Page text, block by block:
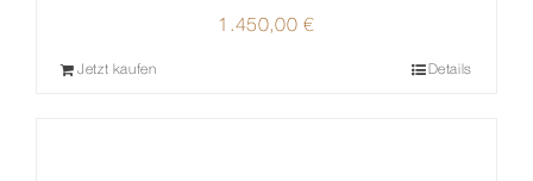
1.450,00€
Jetzt kaufen Details